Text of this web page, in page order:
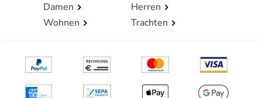
Damen
Herren
Wohnen
Trachten